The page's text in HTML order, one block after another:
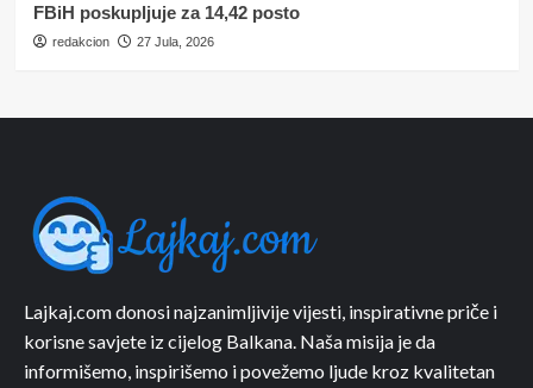
FBiH poskupljuje za 14,42 posto
redakcion 27 Jula, 2026
Lajkaj.com donosi najzanimljivije vijesti, inspirativne priče i
korisne savjete iz cijelog Balkana. Naša misija je da
informišemo, inspirišemo i povežemo ljude kroz kvalitetan